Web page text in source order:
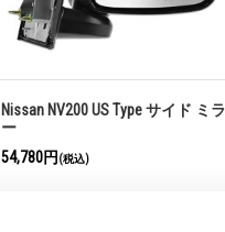
Nissan NV200 US Type サイド ミラ
ー
54,780円 (税込)